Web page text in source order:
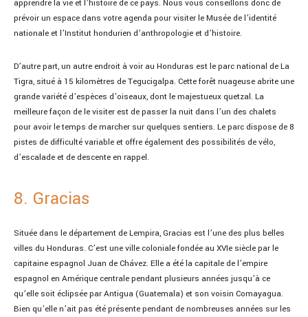
apprendre la vie et l’histoire de ce pays. Nous vous conseillons donc de
prévoir un espace dans votre agenda pour visiter le Musée de l’identité
nationale et l’Institut hondurien d’anthropologie et d’histoire.
D’autre part, un autre endroit à voir au Honduras est le parc national de La
Tigra, situé à 15 kilomètres de Tegucigalpa. Cette forêt nuageuse abrite une
grande variété d’espèces d’oiseaux, dont le majestueux quetzal. La
meilleure façon de le visiter est de passer la nuit dans l’un des chalets
pour avoir le temps de marcher sur quelques sentiers. Le parc dispose de 8
pistes de difficulté variable et offre également des possibilités de vélo,
d’escalade et de descente en rappel.
8. Gracias
Située dans le département de Lempira, Gracias est l’une des plus belles
villes du Honduras. C’est une ville coloniale fondée au XVIe siècle par le
capitaine espagnol Juan de Chávez. Elle a été la capitale de l’empire
espagnol en Amérique centrale pendant plusieurs années jusqu’à ce
qu’elle soit éclipsée par Antigua (Guatemala) et son voisin Comayagua.
Bien qu’elle n’ait pas été présente pendant de nombreuses années sur les